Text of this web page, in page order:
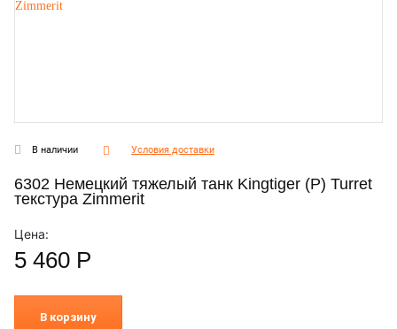
В наличии Условия доставки
6302 Немецкий тяжелый танк Kingtiger (P) Turret
текстура Zimmerit
Цена:
5 460 Р
В корзину